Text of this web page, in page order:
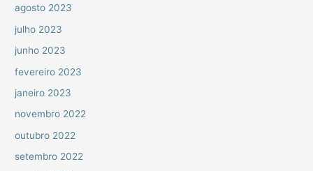
agosto 2023
julho 2023
junho 2023
fevereiro 2023
janeiro 2023
novembro 2022
outubro 2022
setembro 2022